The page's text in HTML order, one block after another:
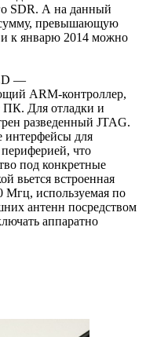
SDR. А на данный
превышающую
и к январю 2014 можно
—
ARM-контроллер,
ПК. Для отладки и
разведенный JTAG.
интерфейсы для
что
под конкретные
вьется встроенная
Мгц, используемая по
антенн посредством
аппаратно